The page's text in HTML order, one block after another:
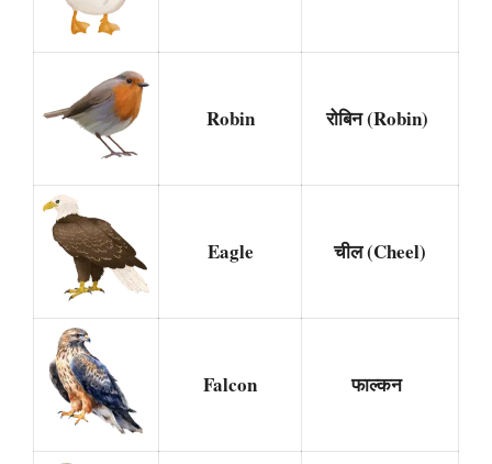
Robin रोबिन (Robin)
Eagle चील (Cheel)
Falcon फाल्कन